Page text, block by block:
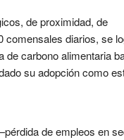
de proximidad, de
comensales diarios, se
carbono alimentaria
su adopción como
de empleos en